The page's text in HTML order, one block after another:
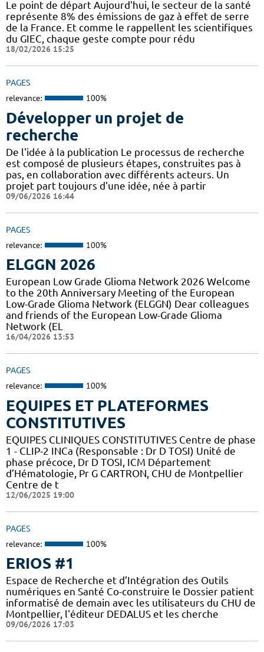
Le point de départ Aujourd'hui, le secteur de la santé
représente 8% des émissions de gaz à effet de serre
de la France. Et comme le rappellent les scientifiques
du GIEC, chaque geste compte pour rédu
18/02/2026 15:25
PAGES
relevance: 100%
Développer un projet de
recherche
De l'idée à la publication Le processus de recherche
est composé de plusieurs étapes, construites pas à
pas, en collaboration avec différents acteurs. Un
projet part toujours d'une idée, née à partir
09/06/2026 16:44
PAGES
relevance: 100%
ELGGN 2026
European Low Grade Glioma Network 2026 Welcome
to the 20th Anniversary Meeting of the European
Low-Grade Glioma Network (ELGGN) Dear colleagues
and friends of the European Low-Grade Glioma
Network (EL
16/04/2026 13:53
PAGES
relevance: 100%
EQUIPES ET PLATEFORMES
CONSTITUTIVES
EQUIPES CLINIQUES CONSTITUTIVES Centre de phase
1 - CLIP-2 INCa (Responsable : Dr D TOSI) Unité de
phase précoce, Dr D TOSI, ICM Département
d’Hématologie, Pr G CARTRON, CHU de Montpellier
Centre de t
12/06/2025 19:00
PAGES
relevance: 100%
ERIOS #1
Espace de Recherche et d’Intégration des Outils
numériques en Santé Co-construire le Dossier patient
informatisé de demain avec les utilisateurs du CHU de
Montpellier, l'éditeur DEDALUS et les cherche
09/06/2026 17:03